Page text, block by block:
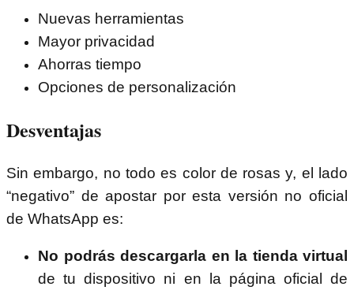
Nuevas herramientas
Mayor privacidad
Ahorras tiempo
Opciones de personalización
Desventajas
Sin embargo, no todo es color de rosas y, el lado
“negativo” de apostar por esta versión no oficial
de WhatsApp es:
No podrás descargarla en la tienda virtual
de tu dispositivo ni en la página oficial de